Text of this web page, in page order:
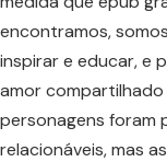
encontramos,
inspirar e educar, e
amor compartilhado
personagens foram
relacionáveis, mas